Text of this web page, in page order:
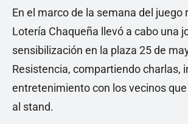
En el marco de la semana del juego
Lotería Chaqueña llevó a cabo una
sensibilización en la plaza 25 de
Resistencia, compartiendo charlas,
entretenimiento con los vecinos
al stand.